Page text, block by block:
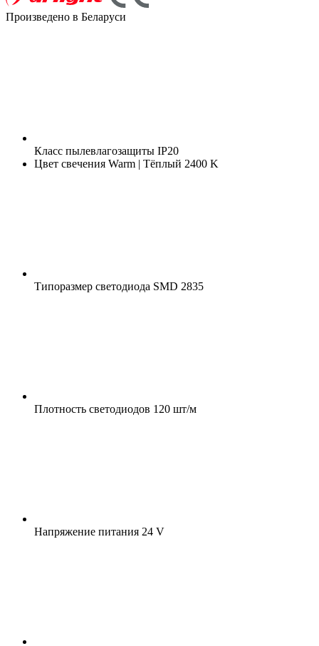
Произведено в Беларуси
Класс пылевлагозащиты IP20
Цвет свечения Warm | Тёплый 2400 K
Типоразмер светодиода SMD 2835
Плотность светодиодов 120 шт/м
Напряжение питания 24 V